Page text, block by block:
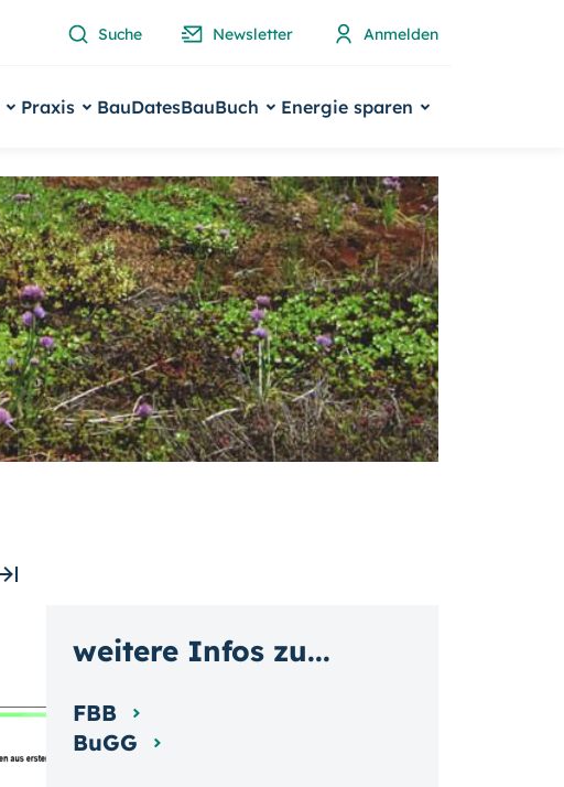
Suche Newsletter Anmelden
Praxis BauDatesBauBuch Energie sparen
weitere Infos zu...
FBB
BuGG